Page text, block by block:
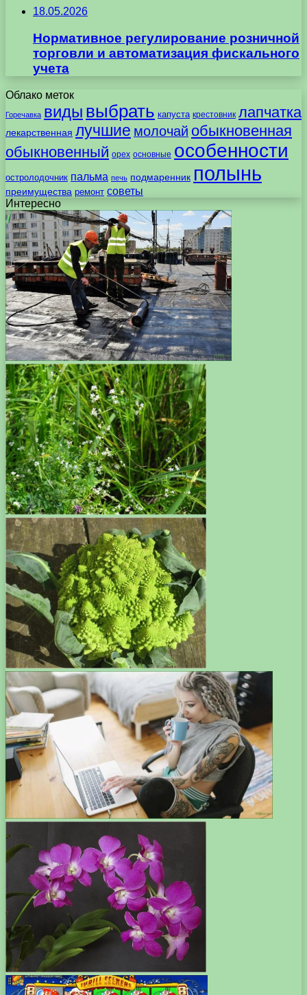
18.05.2026
Нормативное регулирование розничной
торговли и автоматизация фискального
учета
Облако меток
Горечавка виды выбрать капуста крестовник лапчатка
лекарственная лучшие молочай обыкновенная
обыкновенный орех основные особенности
остролодочник пальма печь подмаренник полынь
преимущества ремонт советы
Интересно